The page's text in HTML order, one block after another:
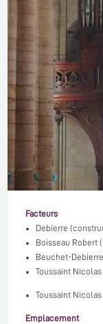
Facteurs
Debierre
Boisseau Robert
Beuchet-Debierre
Toussaint Nicolas
Toussaint
Emplacement